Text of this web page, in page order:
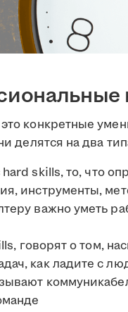
конкретные
делятся на два
skills, то, что
инструменты,
важно уметь
говорят о том,
как ладите с